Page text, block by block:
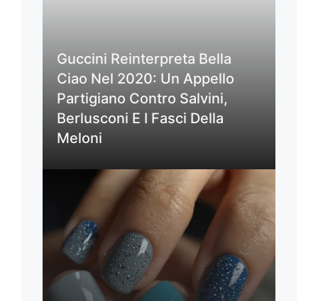
Guccini Reinterpreta Bella
Ciao Nel 2020: Un Appello
Partigiano Contro Salvini,
Berlusconi E I Fasci Della
Meloni